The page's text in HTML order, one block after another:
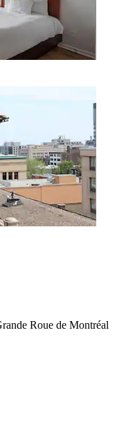
Roue de Montréal